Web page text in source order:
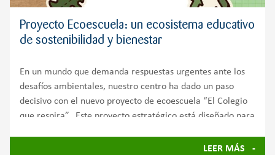
Proyecto Ecoescuela: un ecosistema educativo
de sostenibilidad y bienestar
En un mundo que demanda respuestas urgentes ante los
desafíos ambientales, nuestro centro ha dado un paso
decisivo con el nuevo proyecto de ecoescuela “El Colegio
que respira”. Este proyecto estratégico está diseñado para
LEER MÁS